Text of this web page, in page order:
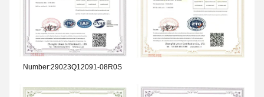
Number:29023Q12091-08R0S